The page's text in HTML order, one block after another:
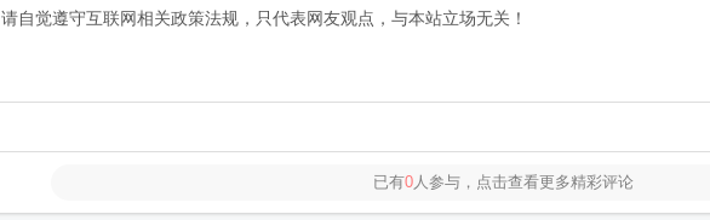
请自觉遵守互联网相关政策法规，只代表网友观点，与本站立场无关！
已有0人参与，点击查看更多精彩评论